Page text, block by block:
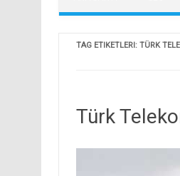
TAG ETIKETLERI: TÜRK
Türk